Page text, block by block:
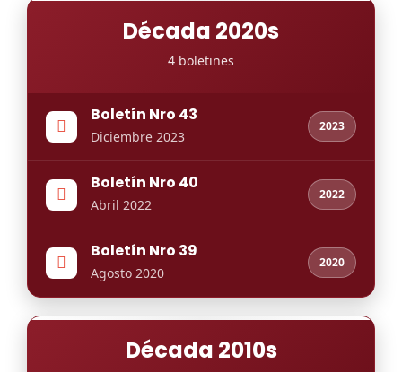
Década 2020s
4 boletines
Boletín Nro 43
Diciembre 2023
2023
Boletín Nro 40
Abril 2022
2022
Boletín Nro 39
Agosto 2020
2020
Década 2010s